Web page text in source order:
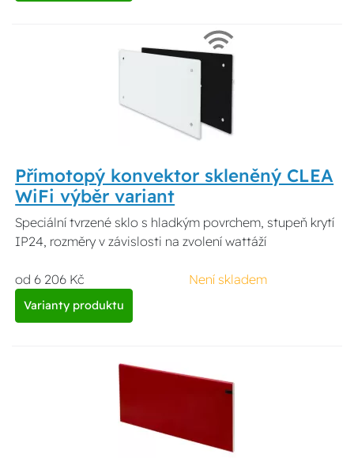
Přímotopý konvektor skleněný CLEA
WiFi výběr variant
Speciální tvrzené sklo s hladkým povrchem, stupeň krytí
IP24, rozměry v závislosti na zvolení wattáží
od 6 206 Kč Není skladem
Varianty produktu